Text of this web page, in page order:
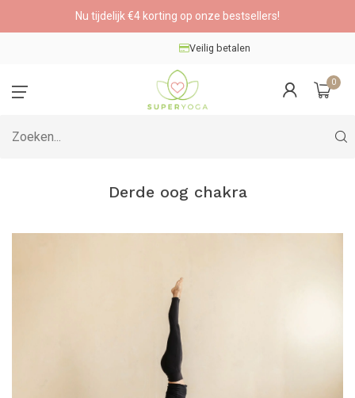
Nu tijdelijk €4 korting op onze bestsellers!
Veilig betalen
0
Derde oog chakra